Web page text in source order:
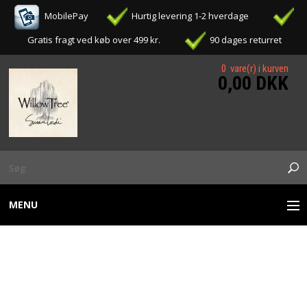
MobilePay
Hurtig levering 1-2 hverdage
Gratis fragt ved køb over 499 kr.
90 dages returret
0 vare(r) i kurven
0,00 DKK
MENU